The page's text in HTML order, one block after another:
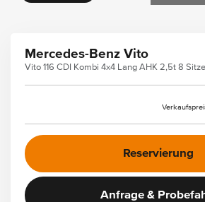
Mercedes-Benz Vito
Vito 116 CDI Kombi 4x4 Lang AHK 2,5t 8 Sitze
Reservierung
Anfrage &